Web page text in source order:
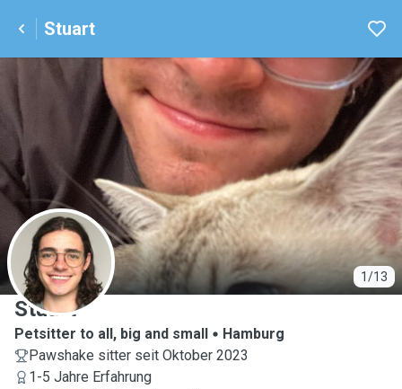
Stuart
1/13
S
Stuart
Petsitter to all, big and small
Hamburg
Pawshake sitter seit Oktober 2023
1-5 Jahre Erfahrung